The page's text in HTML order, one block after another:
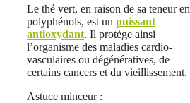
Le thé vert, en raison de sa teneur en
polyphénols, est un puissant
antioxydant. Il protège ainsi
l’organisme des maladies cardio-
vasculaires ou dégénératives, de
certains cancers et du vieillissement.
Astuce minceur :